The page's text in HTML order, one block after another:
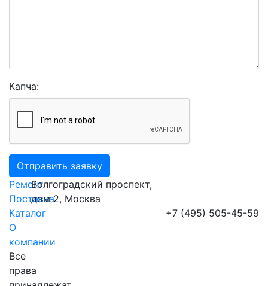
Капча:
Отправить заявку
Ремонт
Поставка
Каталог
О
компании
Все
права
Волгоградский проспект,
дом 2, Москва
+7 (495) 505-45-59